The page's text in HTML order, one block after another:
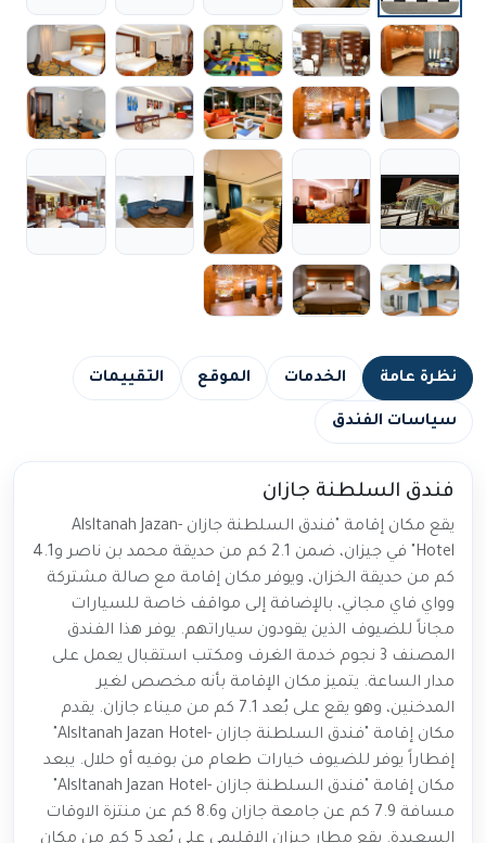
نظرة عامة الخدمات الموقع التقييمات
سياسات الفندق
فندق السلطنة جازان
يقع مكان إقامة "فندق السلطنة جازان -Alsltanah Jazan
Hotel" في جيزان، ضمن 2.1 كم من حديقة محمد بن ناصر و4.1
كم من حديقة الخزان، ويوفر مكان إقامة مع صالة مشتركة
وواي فاي مجاني، بالإضافة إلى مواقف خاصة للسيارات
مجاناً للضيوف الذين يقودون سياراتهم. يوفر هذا الفندق
المصنف 3 نجوم خدمة الغرف ومكتب استقبال يعمل على
مدار الساعة. يتميز مكان الإقامة بأنه مخصص لغير
المدخنين، وهو يقع على بُعد 7.1 كم من ميناء جازان. يقدم
إفطاراً يوفر للضيوف خيارات طعام من بوفيه أو حلال. يبعد
مسافة 7.9 كم عن جامعة جازان و8.6 كم عن منتزة الاوقات